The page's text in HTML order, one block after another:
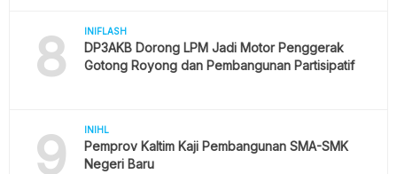
8 INIFLASH
DP3AKB Dorong LPM Jadi Motor Penggerak
Gotong Royong dan Pembangunan Partisipatif
9 INIHL
Pemprov Kaltim Kaji Pembangunan SMA-SMK
Negeri Baru